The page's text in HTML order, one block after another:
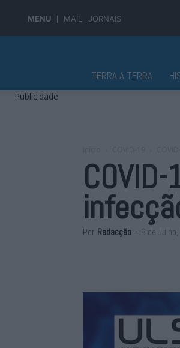
MENU MAIL JORNAIS
TERRA A TERRA
Publicidade
Por Redacção - 8 de